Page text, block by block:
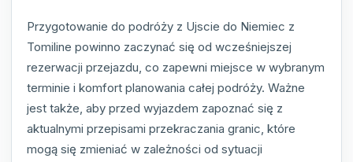
Przygotowanie do podróży z Ujscie do Niemiec z
Tomiline powinno zaczynać się od wcześniejszej
rezerwacji przejazdu, co zapewni miejsce w wybranym
terminie i komfort planowania całej podróży. Ważne
jest także, aby przed wyjazdem zapoznać się z
aktualnymi przepisami przekraczania granic, które
mogą się zmieniać w zależności od sytuacji